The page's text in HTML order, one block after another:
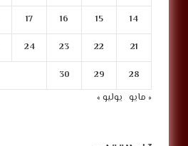
14
15
16
17
21
22
23
24
28
29
30
« مايو يوليو »